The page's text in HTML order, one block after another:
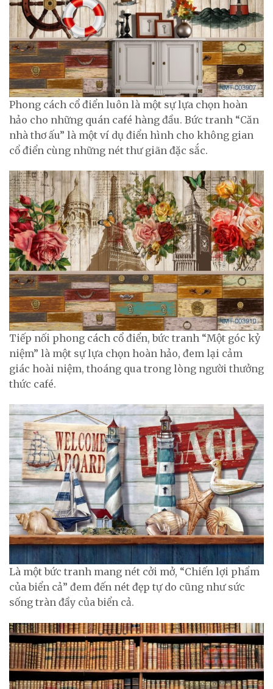
Phong cách cổ điển luôn là một sự lựa chọn hoàn
hảo cho những quán café hàng đầu. Bức tranh “Căn
nhà thơ ấu” là một ví dụ điển hình cho không gian
cổ điển cùng những nét thư giãn đặc sắc.
Tiếp nối phong cách cổ điển, bức tranh “Một góc kỷ
niệm” là một sự lựa chọn hoàn hảo, đem lại cảm
giác hoài niệm, thoáng qua trong lòng người thưởng
thức café.
Là một bức tranh mang nét cởi mở, “Chiến lợi phẩm
của biển cả” đem đến nét đẹp tự do cũng như sức
sống tràn đầy của biển cả.